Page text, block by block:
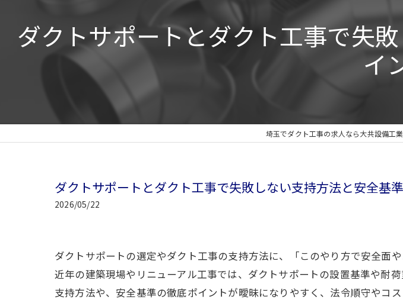
ダクトサポートとダクト工事で失
イ
埼玉でダクト工事の求人なら大共設備工
ダクトサポートとダクト工事で失敗しない支持方法と安全基
2026/05/22
ダクトサポートの選定やダクト工事の支持方法に、「このやり方で安全面
近年の建築現場やリニューアル工事では、ダクトサポートの設置基準や耐
支持方法や、安全基準の徹底ポイントが曖昧になりやすく、法令順守やコ